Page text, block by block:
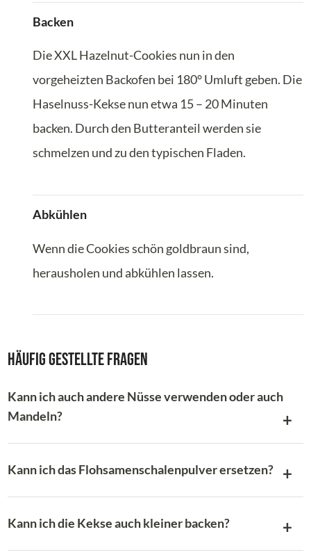
Backen
Die XXL Hazelnut-Cookies nun in den
vorgeheizten Backofen bei 180° Umluft geben. Die
Haselnuss-Kekse nun etwa 15 – 20 Minuten
backen. Durch den Butteranteil werden sie
schmelzen und zu den typischen Fladen.
Abkühlen
Wenn die Cookies schön goldbraun sind,
herausholen und abkühlen lassen.
Häufig gestellte Fragen
Kann ich auch andere Nüsse verwenden oder auch
Mandeln?
Kann ich das Flohsamenschalenpulver ersetzen?
Kann ich die Kekse auch kleiner backen?